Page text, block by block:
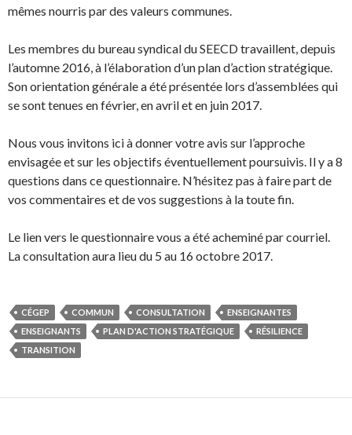
mêmes nourris par des valeurs communes.
Les membres du bureau syndical du SEECD travaillent, depuis
l’automne 2016, à l’élaboration d’un plan d’action stratégique.
Son orientation générale a été présentée lors d’assemblées qui
se sont tenues en février, en avril et en juin 2017.
Nous vous invitons ici à donner votre avis sur l’approche
envisagée et sur les objectifs éventuellement poursuivis. Il y a 8
questions dans ce questionnaire. N’hésitez pas à faire part de
vos commentaires et de vos suggestions à la toute fin.
Le lien vers le questionnaire vous a été acheminé par courriel.
La consultation aura lieu du 5 au 16 octobre 2017.
CÉGEP COMMUN CONSULTATION
ENSEIGNANTES
ENSEIGNANTS
PLAN D'ACTION STRATÉGIQUE
RÉSILIENCE
TRANSITION